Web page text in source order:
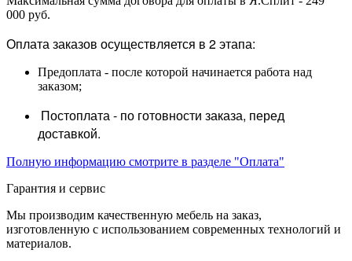
000 руб.
Оплата заказов осуществляется в 2 этапа:
Предоплата - после которой начинается работа над
заказом;
Постоплата - по готовности заказа, перед
доставкой.
Полную информацию смотрите в разделе "Оплата"
Гарантия и сервис
Мы производим качественную мебель на заказ,
изготовленную с использованием современных технологий и
материалов.